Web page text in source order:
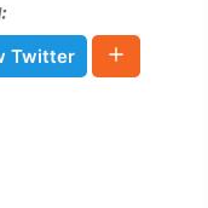
Twitter